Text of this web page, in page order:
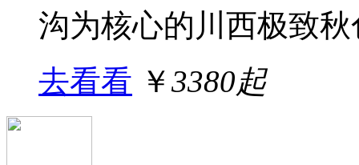
沟为核心的川西极致秋
去看看 ￥3380起